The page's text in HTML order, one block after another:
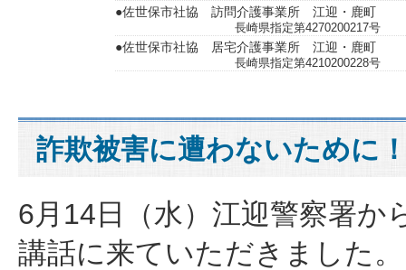
●佐世保市社協 訪問介護事業所 江迎・鹿町
長崎県指定第
●佐世保市社協 居宅介護事業所 江迎・鹿町
長崎県指定第
詐欺被害に遭わないために
6月14日（水）江迎警察署か
講話に来ていただきました。